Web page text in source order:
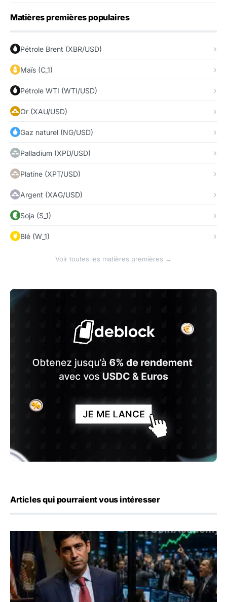
Matières premières populaires
Pétrole Brent (XBR/USD)
Maïs (C_1)
Pétrole WTI (WTI/USD)
Or (XAU/USD)
Gaz naturel (NG/USD)
Palladium (XPD/USD)
Platine (XPT/USD)
Argent (XAG/USD)
Soja (S_1)
Blé (W_1)
Voir toutes les matières premières →
Articles qui pourraient vous intéresser
Emploi américain : 23 000 postes détruits en juillet, les